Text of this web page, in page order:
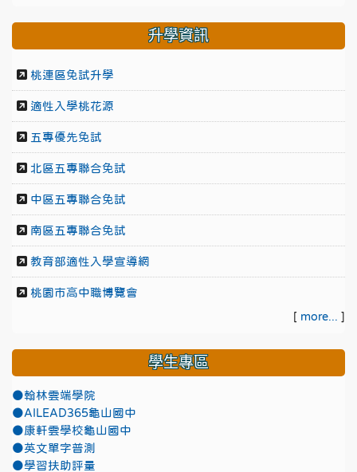
升學資訊
桃連區免試升學
適性入學桃花源
五專優先免試
北區五專聯合免試
中區五專聯合免試
南區五專聯合免試
教育部適性入學宣導網
桃園市高中職博覽會
[ more... ]
學生專區
●翰林雲端學院
●AILEAD365龜山國中
●康軒雲學校龜山國中
●英文單字普測
●學習扶助評量